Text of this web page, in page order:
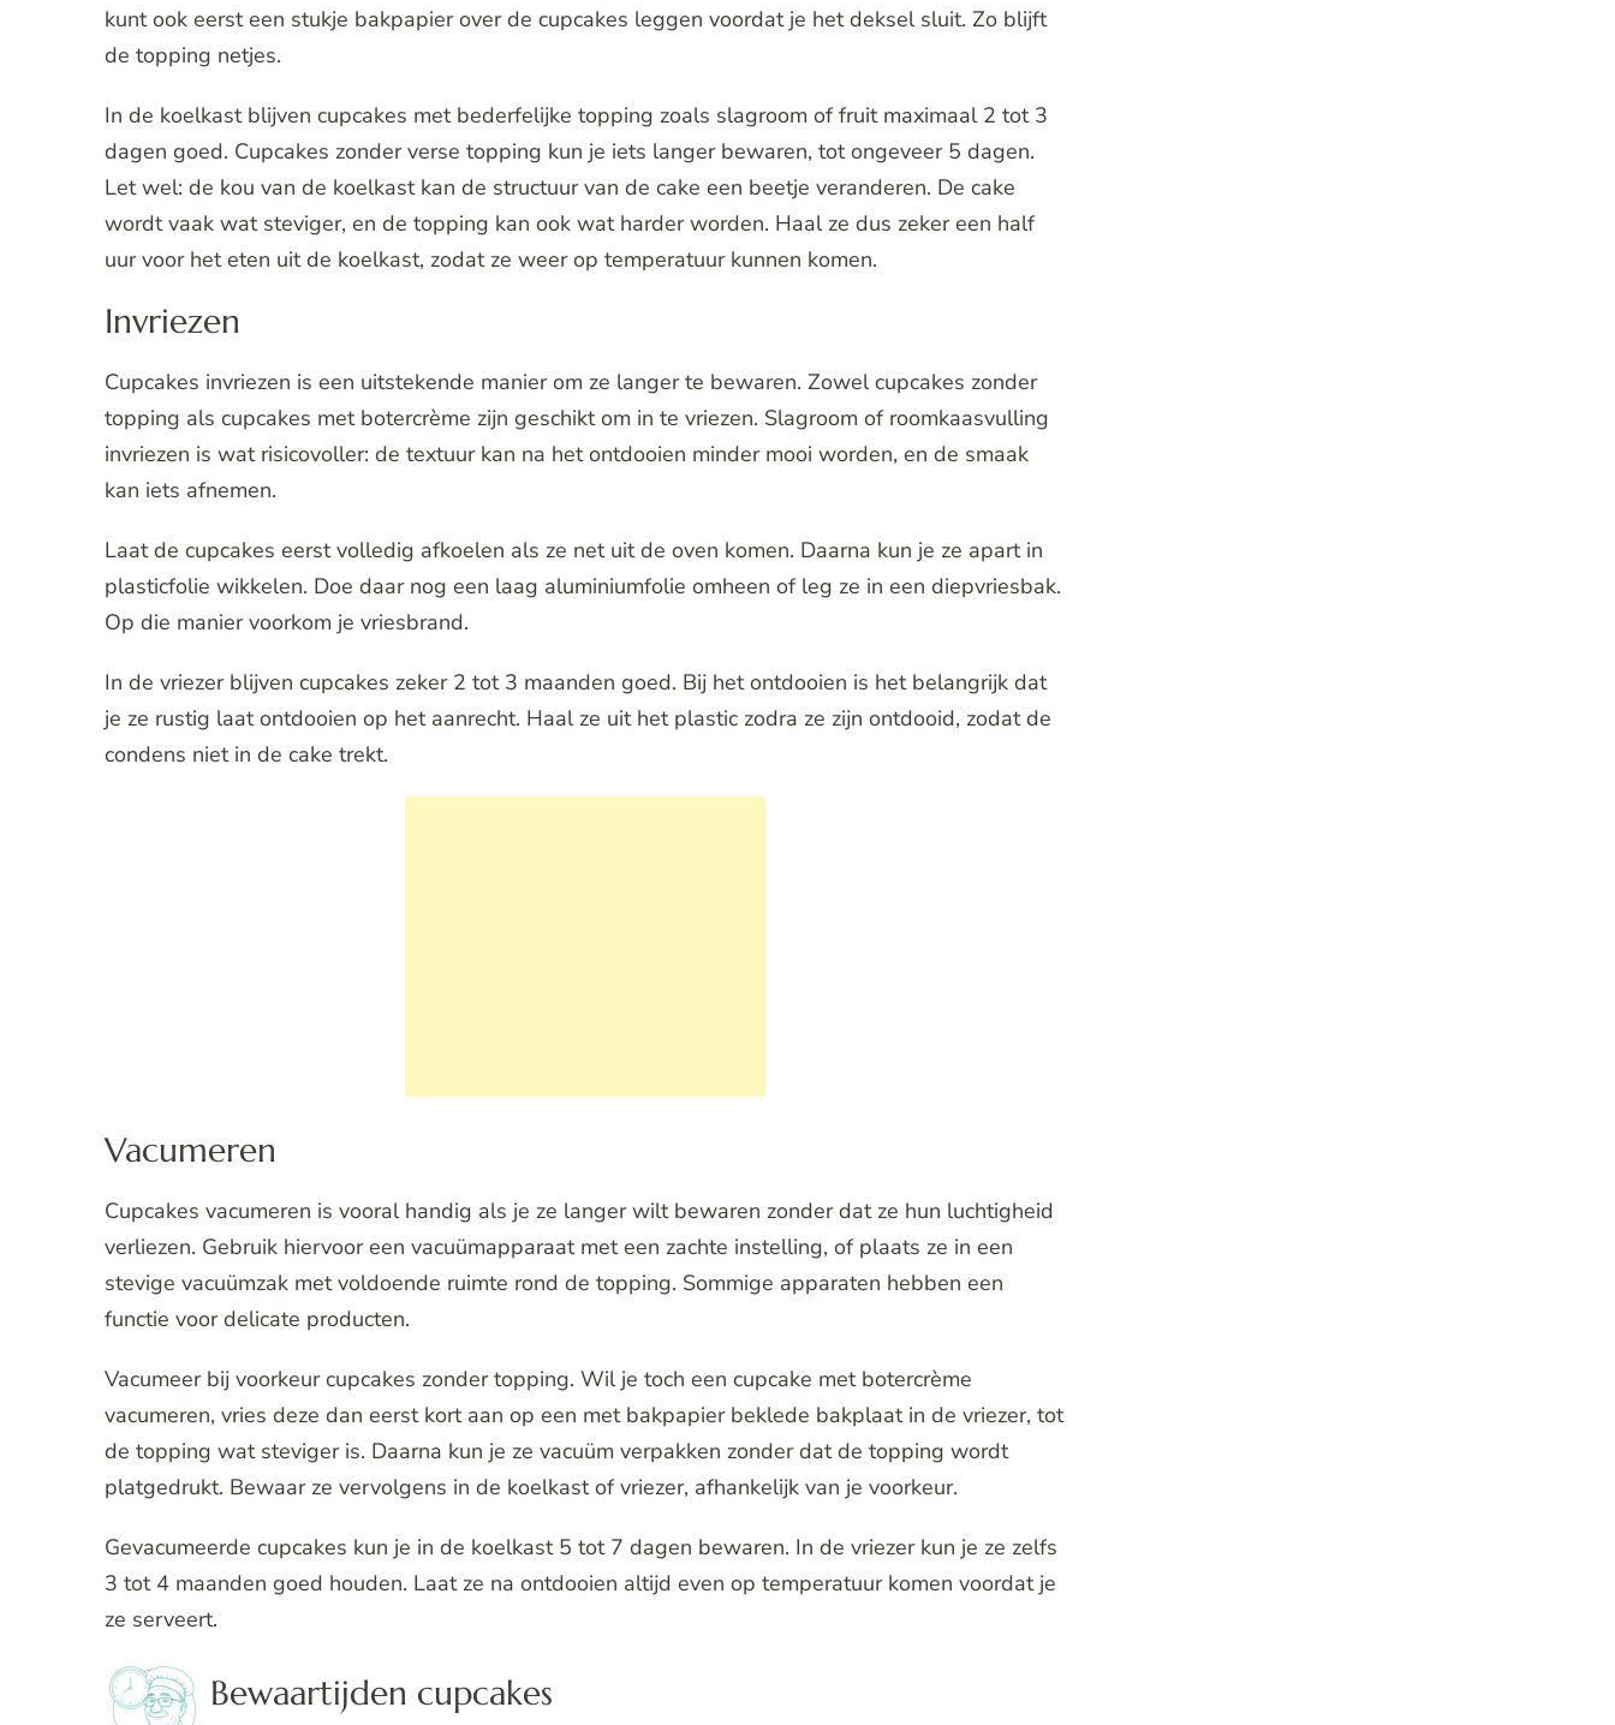
kunt ook eerst een stukje bakpapier over de cupcakes leggen voordat je het deksel sluit. Zo blijft
de topping netjes.
In de koelkast blijven cupcakes met bederfelijke topping zoals slagroom of fruit maximaal 2 tot 3
dagen goed. Cupcakes zonder verse topping kun je iets langer bewaren, tot ongeveer 5 dagen.
Let wel: de kou van de koelkast kan de structuur van de cake een beetje veranderen. De cake
wordt vaak wat steviger, en de topping kan ook wat harder worden. Haal ze dus zeker een half
uur voor het eten uit de koelkast, zodat ze weer op temperatuur kunnen komen.
Invriezen
Cupcakes invriezen is een uitstekende manier om ze langer te bewaren. Zowel cupcakes zonder
topping als cupcakes met botercrème zijn geschikt om in te vriezen. Slagroom of roomkaasvulling
invriezen is wat risicovoller: de textuur kan na het ontdooien minder mooi worden, en de smaak
kan iets afnemen.
Laat de cupcakes eerst volledig afkoelen als ze net uit de oven komen. Daarna kun je ze apart in
plasticfolie wikkelen. Doe daar nog een laag aluminiumfolie omheen of leg ze in een diepvriesbak.
Op die manier voorkom je vriesbrand.
In de vriezer blijven cupcakes zeker 2 tot 3 maanden goed. Bij het ontdooien is het belangrijk dat
je ze rustig laat ontdooien op het aanrecht. Haal ze uit het plastic zodra ze zijn ontdooid, zodat de
condens niet in de cake trekt.
Vacumeren
Cupcakes vacumeren is vooral handig als je ze langer wilt bewaren zonder dat ze hun luchtigheid
verliezen. Gebruik hiervoor een vacuümapparaat met een zachte instelling, of plaats ze in een
stevige vacuümzak met voldoende ruimte rond de topping. Sommige apparaten hebben een
functie voor delicate producten.
Vacumeer bij voorkeur cupcakes zonder topping. Wil je toch een cupcake met botercrème
vacumeren, vries deze dan eerst kort aan op een met bakpapier beklede bakplaat in de vriezer, tot
de topping wat steviger is. Daarna kun je ze vacuüm verpakken zonder dat de topping wordt
platgedrukt. Bewaar ze vervolgens in de koelkast of vriezer, afhankelijk van je voorkeur.
Gevacumeerde cupcakes kun je in de koelkast 5 tot 7 dagen bewaren. In de vriezer kun je ze zelfs
3 tot 4 maanden goed houden. Laat ze na ontdooien altijd even op temperatuur komen voordat je
ze serveert.
Bewaartijden cupcakes